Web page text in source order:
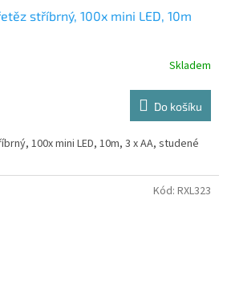
stříbrný, 100x mini LED, 10m
Skladem
Do košíku
100x mini LED, 10m, 3 x AA, studené
Kód: RXL323